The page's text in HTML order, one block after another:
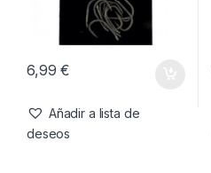
6,99€
Añadir a lista de
deseos